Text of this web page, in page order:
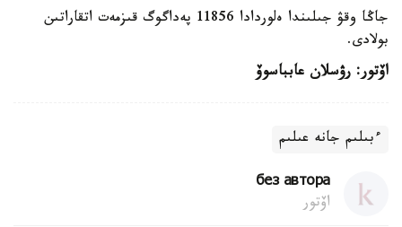
جاڭا وقۋ جىلىندا ەلوردادا 11856 پەداگوگ قىزمەت اتقاراتىن
بولادى.
اۆتور: رۋسلان عابباسوۆ
ءبىلىم جانە عىلىم
без автора
اۆتور